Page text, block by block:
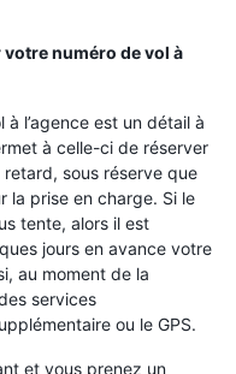
numéro de vol à
l’agence est un détail à
à celle-ci de réserver
sous réserve que
la prise en charge. Si le
tente, alors il est
jours en avance votre
au moment de la
services
ou le GPS.
et vous prenez un